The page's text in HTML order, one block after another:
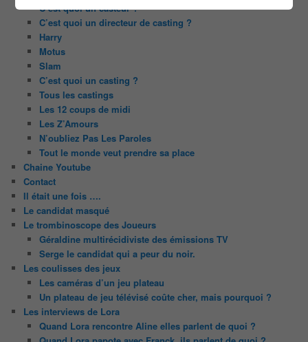
C’est quoi un casteur ?
C’est quoi un directeur de casting ?
Harry
Motus
Slam
C’est quoi un casting ?
Tous les castings
Les 12 coups de midi
Les Z’Amours
N’oubliez Pas Les Paroles
Tout le monde veut prendre sa place
Chaine Youtube
Contact
Il était une fois ….
Le candidat masqué
Le trombinoscope des Joueurs
Géraldine multirécidiviste des émissions TV
Serge le candidat qui a peur du noir.
Les coulisses des jeux
Les caméras d’un jeu plateau
Un plateau de jeu télévisé coûte cher, mais pourquoi ?
Les interviews de Lora
Quand Lora rencontre Aline elles parlent de quoi ?